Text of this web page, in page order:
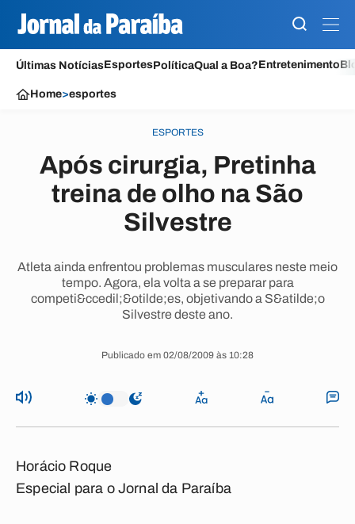
Últimas NotíciasEsportesPolíticaQual a Boa?Entretenimento
Home>esportes
ESPORTES
Após cirurgia, Pretinha
treina de olho na São
Silvestre
Atleta ainda enfrentou problemas musculares neste meio
tempo. Agora, ela volta a se preparar para
competi&ccedil;&otilde;es, objetivando a S&atilde;o
Silvestre deste ano.
Publicado em 02/08/2009 às 10:28
Horácio Roque
Especial para o Jornal da Paraíba